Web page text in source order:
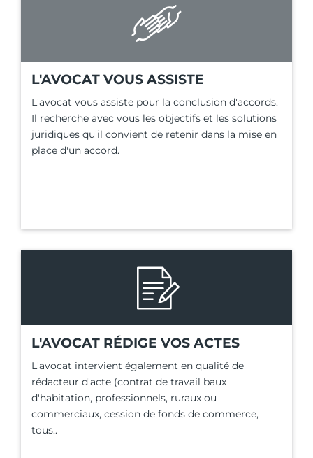
L'AVOCAT VOUS ASSISTE
L'avocat vous assiste pour la conclusion d'accords.
Il recherche avec vous les objectifs et les solutions
juridiques qu'il convient de retenir dans la mise en
place d'un accord.
L'AVOCAT RÉDIGE VOS ACTES
L'avocat intervient également en qualité de
rédacteur d'acte (contrat de travail baux
d'habitation, professionnels, ruraux ou
commerciaux, cession de fonds de commerce,
tous..